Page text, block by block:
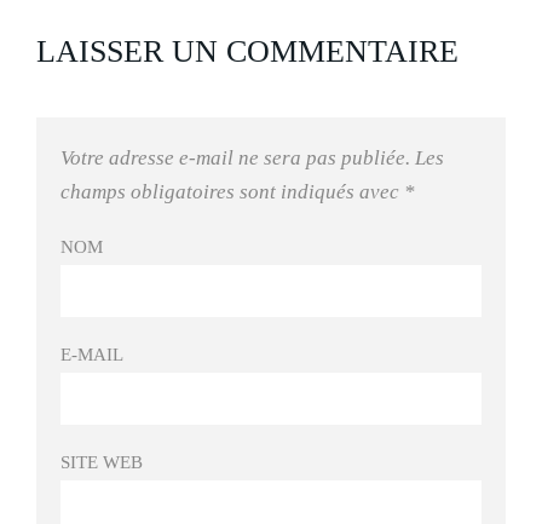
LAISSER UN COMMENTAIRE
Votre adresse e-mail ne sera pas publiée. Les
champs obligatoires sont indiqués avec *
NOM
E-MAIL
SITE WEB